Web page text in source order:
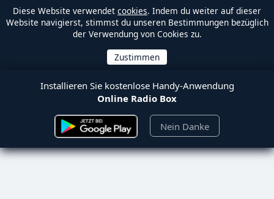
Diese Website verwendet cookies. Indem du weiter auf dieser
Website navigierst, stimmst du unseren Bestimmungen bezüglich
der Verwendung von Cookies zu.
Installieren Sie kostenlose Handy-Anwendung
Online Radio Box
Nein Danke